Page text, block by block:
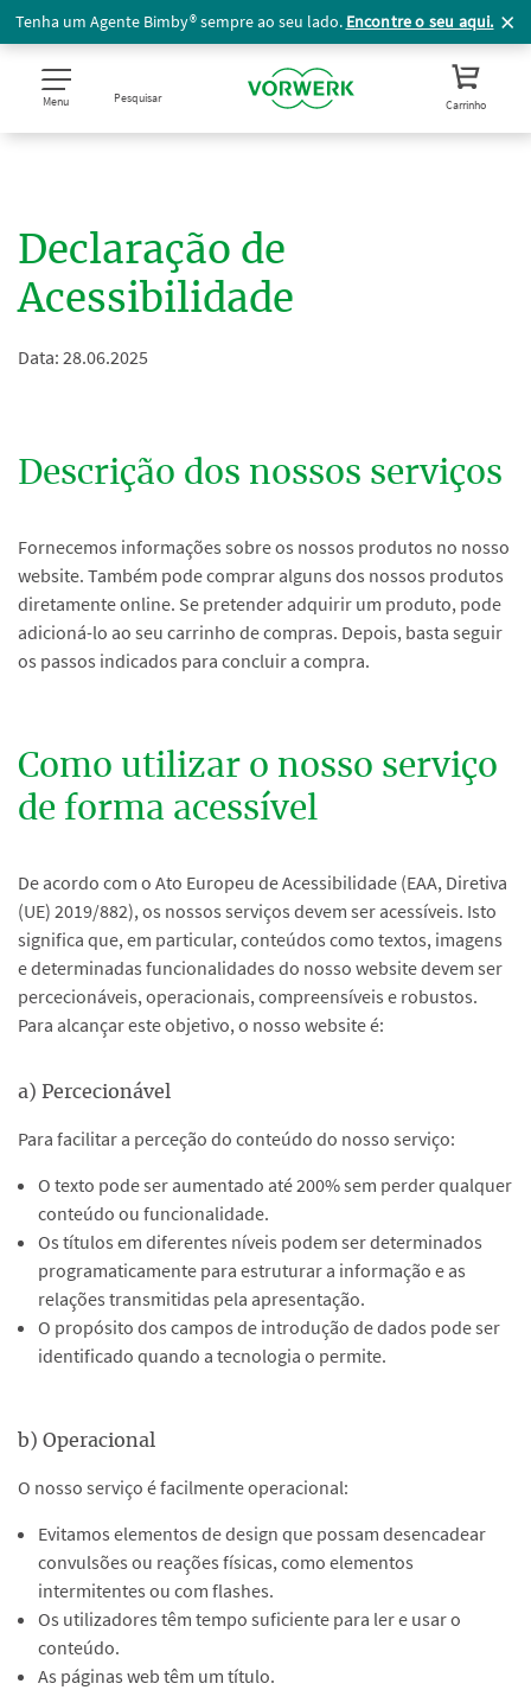
Tenha um Agente Bimby® sempre ao seu lado. Encontre o seu aqui.
Menu Pesquisar Carrinho
Declaração de
Acessibilidade
Data: 28.06.2025
Descrição dos nossos serviços
Fornecemos informações sobre os nossos produtos no nosso
website. Também pode comprar alguns dos nossos produtos
diretamente online. Se pretender adquirir um produto, pode
adicioná-lo ao seu carrinho de compras. Depois, basta seguir
os passos indicados para concluir a compra.
Como utilizar o nosso serviço
de forma acessível
De acordo com o Ato Europeu de Acessibilidade (EAA, Diretiva
(UE) 2019/882), os nossos serviços devem ser acessíveis. Isto
significa que, em particular, conteúdos como textos, imagens
e determinadas funcionalidades do nosso website devem ser
percecionáveis, operacionais, compreensíveis e robustos.
Para alcançar este objetivo, o nosso website é:
a) Percecionável
Para facilitar a perceção do conteúdo do nosso serviço:
O texto pode ser aumentado até 200% sem perder qualquer
conteúdo ou funcionalidade.
Os títulos em diferentes níveis podem ser determinados
programaticamente para estruturar a informação e as
relações transmitidas pela apresentação.
O propósito dos campos de introdução de dados pode ser
identificado quando a tecnologia o permite.
b) Operacional
O nosso serviço é facilmente operacional:
Evitamos elementos de design que possam desencadear
convulsões ou reações físicas, como elementos
intermitentes ou com flashes.
Os utilizadores têm tempo suficiente para ler e usar o
conteúdo.
As páginas web têm um título.